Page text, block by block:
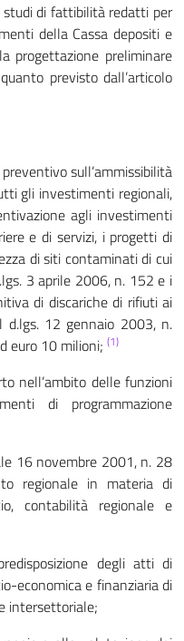
di fattibilità redatti per
della Cassa depositi e
progettazione preliminare
previsto dall’articolo
sull’ammissibilità
gli investimenti regionali,
agli investimenti
e di servizi, i progetti di
di siti contaminati di cui
3 aprile 2006, n. 152 e i
di discariche di rifiuti ai
d.lgs. 12 gennaio 2003, n.
euro 10 milioni;(1)
nell’ambito delle funzioni
di programmazione
16 novembre 2001, n. 28
regionale in materia di
contabilità regionale e
degli atti di
economica e finanziaria di
intersettoriale;